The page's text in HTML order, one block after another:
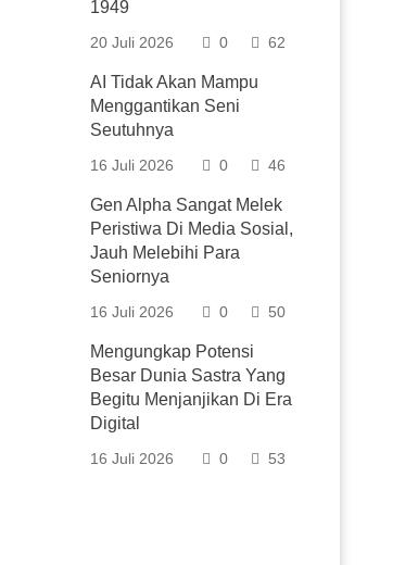
1949
20 Juli 2026 0 62
AI Tidak Akan Mampu
Menggantikan Seni
Seutuhnya
16 Juli 2026 0 46
Gen Alpha Sangat Melek
Peristiwa Di Media Sosial,
Jauh Melebihi Para
Seniornya
16 Juli 2026 0 50
Mengungkap Potensi
Besar Dunia Sastra Yang
Begitu Menjanjikan Di Era
Digital
16 Juli 2026 0 53